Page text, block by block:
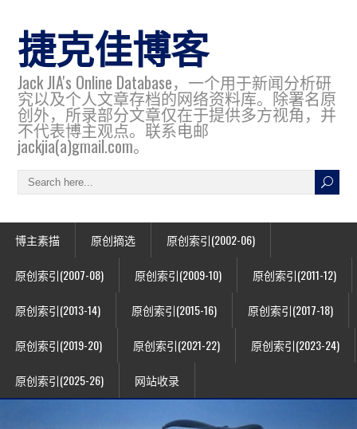
捷克佳博客
Jack JIA's Online Database，一个用于新闻分析研
究以及个人文章存档的网络资料库。除署名原
创外，所录部分文章仅在于提供多方视角，并
不代表博主观点。联系电邮
jackjia(a)gmail.com。
博主素描 原创摘选 原创索引(2002-06)
原创索引(2007-08) 原创索引(2009-10) 原创索引(2011-12)
原创索引(2013-14) 原创索引(2015-16) 原创索引(2017-18)
原创索引(2019-20) 原创索引(2021-22) 原创索引(2023-24)
原创索引(2025-26) 网站收录